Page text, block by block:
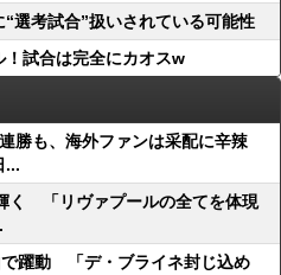
“選考試合”扱いされている可能性
！試合は完全にカオスw
勝も、海外ファンは采配に辛辣
...
く 「リヴァプールの全てを体現
躍動 「デ・ブライネ封じ込め